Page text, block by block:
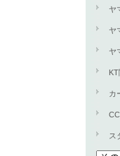
ヤ
ヤ
ヤ
KT
カ
ス